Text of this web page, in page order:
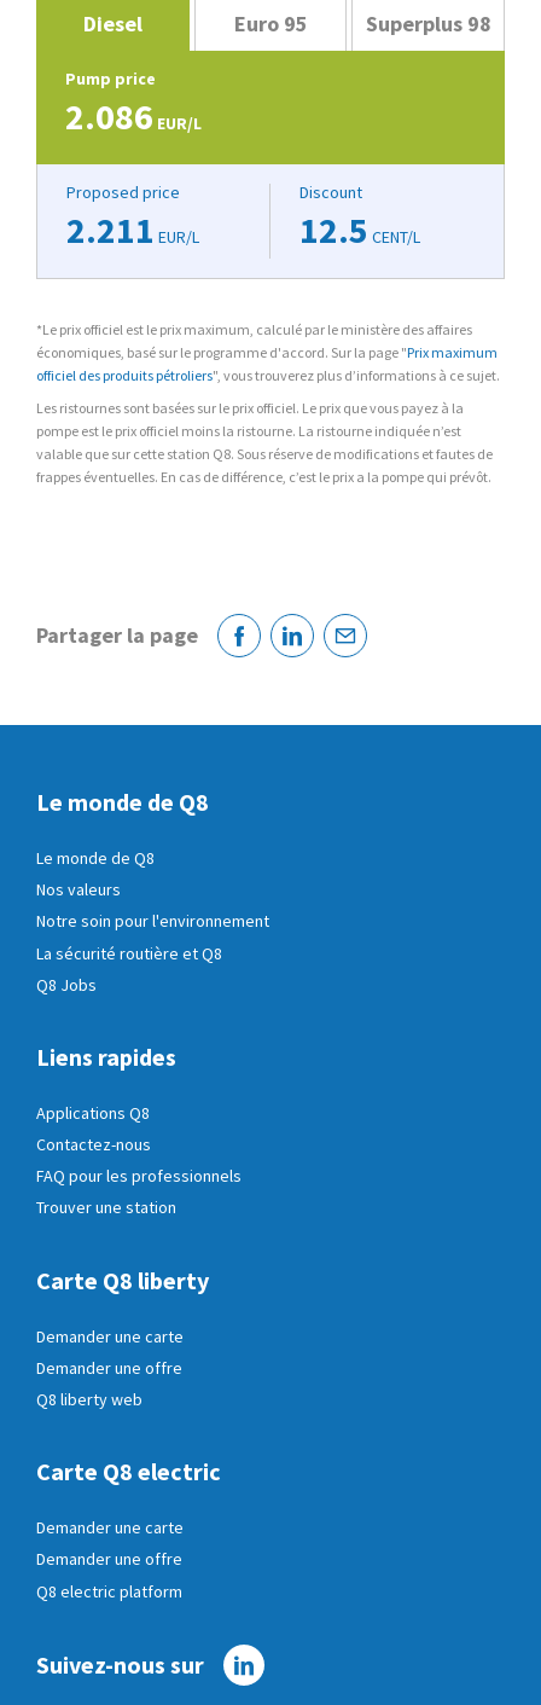
Diesel Euro 95 Superplus 98
Pump price
2.086 EUR/L
Proposed price
2.211 EUR/L
Discount
12.5 CENT/L
*Le prix officiel est le prix maximum, calculé par le ministère des affaires
économiques, basé sur le programme d'accord. Sur la page "Prix maximum
officiel des produits pétroliers", vous trouverez plus d’informations à ce sujet.
Les ristournes sont basées sur le prix officiel. Le prix que vous payez à la
pompe est le prix officiel moins la ristourne. La ristourne indiquée n’est
valable que sur cette station Q8. Sous réserve de modifications et fautes de
frappes éventuelles. En cas de différence, c’est le prix a la pompe qui prévôt.
Partager la page
FacebookLinkedinCourriel
Le monde de Q8
Le monde de Q8
Nos valeurs
Notre soin pour l'environnement
La sécurité routière et Q8
Q8 Jobs
Liens rapides
Applications Q8
Contactez-nous
FAQ pour les professionnels
Trouver une station
Carte Q8 liberty
Demander une carte
Demander une offre
Q8 liberty web
Carte Q8 electric
Demander une carte
Demander une offre
Q8 electric platform
Suivez-nous sur
Linkedin